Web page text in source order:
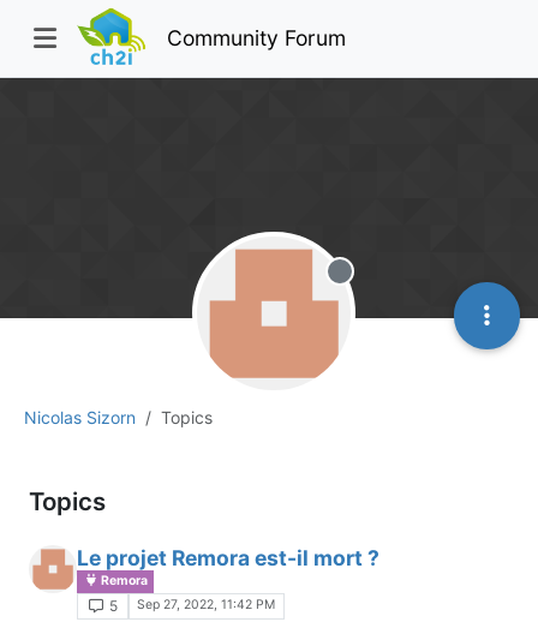
Community Forum
Nicolas Sizorn Topics
Offline
Topics
Le projet Remora est-il mort ?
Remora
5 Sep 27, 2022, 11:42 PM